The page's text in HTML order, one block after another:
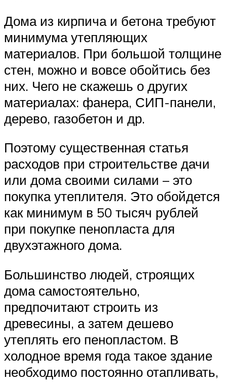
Дома из кирпича и бетона требуют
минимума утепляющих
материалов. При большой толщине
стен, можно и вовсе обойтись без
них. Чего не скажешь о других
материалах: фанера, СИП-панели,
дерево, газобетон и др.
Поэтому существенная статья
расходов при строительстве дачи
или дома своими силами – это
покупка утеплителя. Это обойдется
как минимум в 50 тысяч рублей
при покупке пенопласта для
двухэтажного дома.
Большинство людей, строящих
дома самостоятельно,
предпочитают строить из
древесины, а затем дешево
утеплять его пенопластом. В
холодное время года такое здание
необходимо постоянно отапливать,